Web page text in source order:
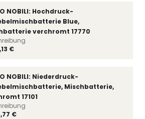
NOBILI: Hochdruck-
Blue,
verchromt 17770
€
NOBILI: Niederdruck-
Mischbatterie,
17101
€